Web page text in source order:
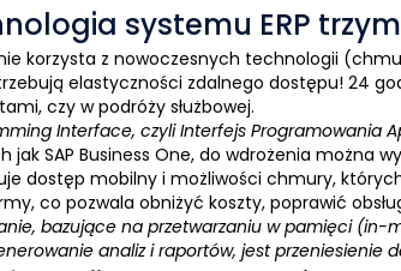
systemu ERP
korzysta z nowoczesnych technologii
elastyczności zdalnego dostępu! 24
czy w podróży służbowej.
Interface, czyli Interfejs Programowania
jak SAP Business One, do wdrożenia można
dostęp mobilny i możliwości chmury,
co pozwala obniżyć koszty, poprawić
bazujące na przetwarzaniu w pamięci (in-
analiz i raportów, jest przeniesienie